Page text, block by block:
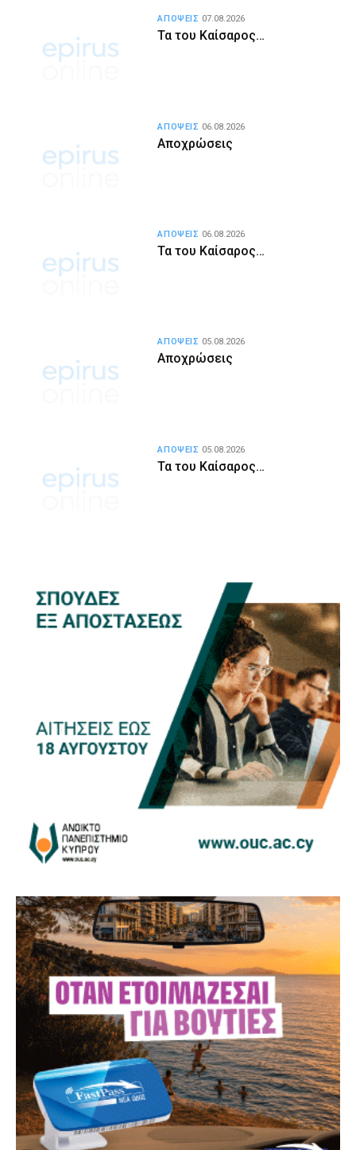
Τα του Καίσαρος…
ΑΠΟΨΕΙΣ 07.08.2026
Αποχρώσεις
ΑΠΟΨΕΙΣ 06.08.2026
Τα του Καίσαρος…
ΑΠΟΨΕΙΣ 06.08.2026
Αποχρώσεις
ΑΠΟΨΕΙΣ 05.08.2026
Τα του Καίσαρος…
ΑΠΟΨΕΙΣ 05.08.2026